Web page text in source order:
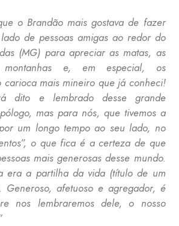
o Brandão mais gostava de fazer
de pessoas amigas ao redor do
(MG) para apreciar as matas, as
montanhas e, em especial, os
carioca mais mineiro que já conheci!
dito e lembrado desse grande
mas para nós, que tivemos a
um longo tempo ao seu lado, no
o que fica é a certeza de que
mais generosas desse mundo.
era a partilha da vida (título de um
Generoso, afetuoso e agregador, é
nos lembraremos dele, o nosso